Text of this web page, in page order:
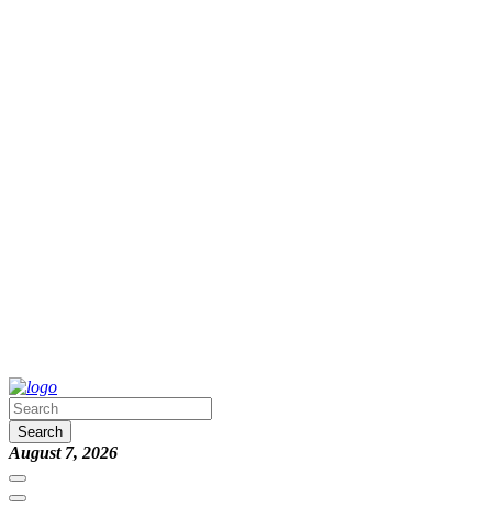
Search
August 7, 2026